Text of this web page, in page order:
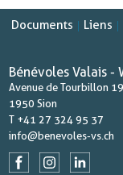
Documents | Liens |
Bénévoles Valais -
Avenue de Tourbillon 19
1950 Sion
T +41 27 324 95 37
info@benevoles-vs.ch